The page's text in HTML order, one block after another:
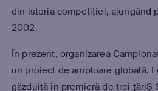
din istoria competiției, ajungând
2002.
În prezent, organizarea
un proiect de amploare globală.
găzduită în premieră de trei țăriȘ